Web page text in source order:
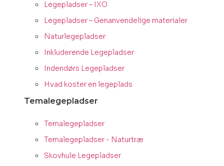
Legepladser – IXO
Legepladser – Genanvendelige materialer
Naturlegepladser
Inkluderende Legepladser
Indendørs Legepladser
Hvad koster en legeplads
Temalegepladser
Temalegepladser
Temalegepladser - Naturtræ
Skovhule Legepladser